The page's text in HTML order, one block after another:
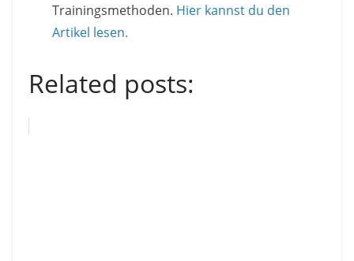
Trainingsmethoden. Hier kannst du den
Artikel lesen.
Related posts: